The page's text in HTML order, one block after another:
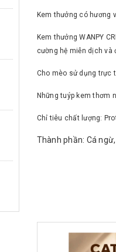
Kem thưởng có hương
Kem thưởng WANPY
cường hệ miễn dịch và
Cho mèo sử dụng trực
Những tuýp kem thơm
Chỉ tiêu chất lượng:
Thành phần: Cá